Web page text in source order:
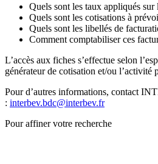
Quels sont les taux appliqués sur
Quels sont les cotisations à
Quels sont les libellés de
Comment comptabiliser ces
L’accès aux fiches s’effectue selon
générateur de cotisation et/ou l’activité
Pour d’autres informations, contact
: interbev.bdc@interbev.fr
Pour affiner votre recherche